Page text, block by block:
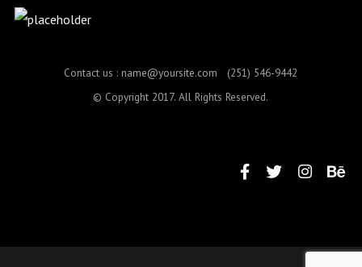
Contact us : name@yoursite.com (251) 546-9442
© Copyright 2017. All Rights Reserved.